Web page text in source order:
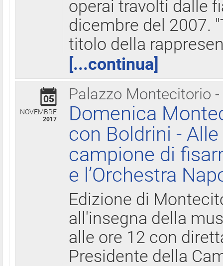
operai travolti dalle
dicembre del 2007.
titolo della
[...continua]
Palazzo Montecitorio
05
NOVEMBRE
2017
Domenica
con Boldrini -
campione di
e l’Orchestra
Edizione di
all'insegna della
alle ore 12 con
Presidente della